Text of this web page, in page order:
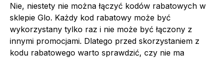
Nie, niestety nie można łączyć kodów rabatowych w
sklepie Glo. Każdy kod rabatowy może być
wykorzystany tylko raz i nie może być łączony z
innymi promocjami. Dlatego przed skorzystaniem z
kodu rabatowego warto sprawdzić, czy nie ma